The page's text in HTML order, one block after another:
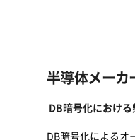
半導体メーカ
DB暗号化における
DB暗号化によるオ